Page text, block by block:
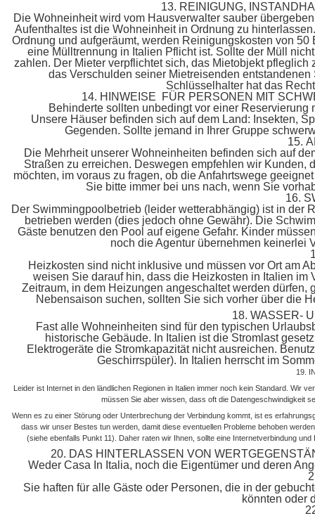
13. REINIGUNG,
Die Wohneinheit wird vom Hausverwalter sauber
Aufenthaltes ist die Wohneinheit in Ordnung zu
Ordnung und aufgeräumt, werden Reinigungskosten von
eine Mülltrennung in Italien Pflicht ist. Sollte der Müll
zahlen. Der Mieter verpflichtet sich, das Mietobjekt
das Verschulden seiner Mietreisenden
Schlüsselhalter hat das
14. HINWEISE FÜR PERSONEN MIT
Behinderte sollten unbedingt vor einer
Unsere Häuser befinden sich auf dem Land: Insekten,
Gegenden. Sollte jemand in Ihrer Gruppe
15.
Die Mehrheit unserer Wohneinheiten befinden sich auf
Straßen zu erreichen. Deswegen empfehlen wir Kunden,
möchten, im voraus zu fragen, ob die Anfahrtswege
Sie bitte immer bei uns nach, wenn Sie
16.
Der Swimmingpoolbetrieb (leider wetterabhängig) ist in der
betrieben werden (dies jedoch ohne Gewähr). Die
Gäste benutzen den Pool auf eigene Gefahr. Kinder
noch die Agentur übernehmen keinerlei
Heizkosten sind nicht inklusive und müssen vor Ort am
weisen Sie darauf hin, dass die Heizkosten in Italien
Zeitraum, in dem Heizungen angeschaltet werden
Nebensaison suchen, sollten Sie sich vorher über die
18. WASSER-
Fast alle Wohneinheiten sind für den typischen
historische Gebäude. In Italien ist die Stromlast
Elektrogeräte die Stromkapazität nicht ausreichen.
Geschirrspüler). In Italien herrscht im
19.
Leider ist Internet in den ländlichen Regionen in Italien immer noch kein Standard. Wir
müssen Sie aber wissen, dass oft die Datengeschwindigkeit
Wenn es zu einer Störung oder Unterbrechung der Verbindung kommt, ist es
dass wir unser Bestes tun werden, damit diese eventuellen Probleme behoben
(siehe ebenfalls Punkt 11). Daher raten wir Ihnen, sollte eine Internetverbindung
20. DAS HINTERLASSEN VON
Weder Casa In Italia, noch die Eigentümer und deren
Sie haften für alle Gäste oder Personen, die in der
könnten oder